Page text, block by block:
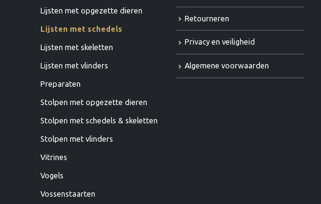
Lijsten met opgezette dieren
Lijsten met schedels
Lijsten met skeletten
Lijsten met vlinders
Preparaten
Stolpen met opgezette dieren
Stolpen met schedels & skeletten
Stolpen met vlinders
Vitrines
Vogels
Vossenstaarten
Retourneren
Privacy en veiligheid
Algemene voorwaarden